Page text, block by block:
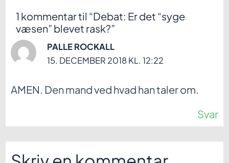
1 kommentar til “Debat: Er det “syge
væsen” blevet rask?”
PALLE ROCKALL
15. DECEMBER 2018 KL. 12:22
AMEN. Den mand ved hvad han taler om.
Svar